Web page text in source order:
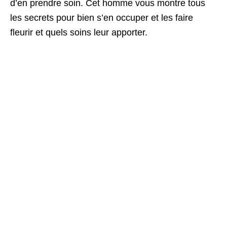
d’en prendre soin. Cet homme vous montre tous
les secrets pour bien s’en occuper et les faire
fleurir et quels soins leur apporter.